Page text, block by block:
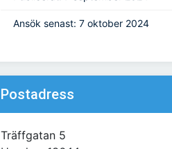
Ansök senast: 7 oktober 2024
Postadress
Träffgatan 5